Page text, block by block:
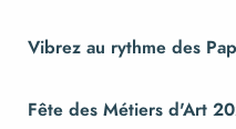
Vibrez au rythme des
Fête des Métiers d'Art
Villedieu Intercom
les-Poêles